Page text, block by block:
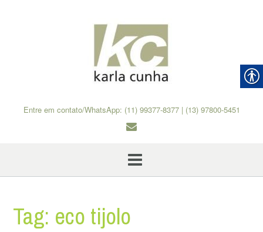
Entre em contato/WhatsApp: (11) 99377-8377 | (13) 97800-5451
Tag: eco tijolo